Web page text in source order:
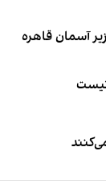
نیست